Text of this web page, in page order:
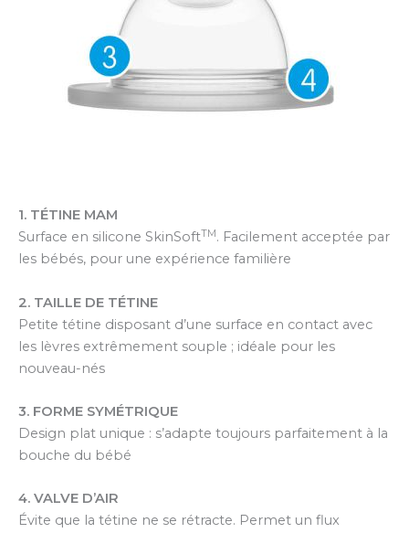
1. TÉTINE MAM
Surface en silicone SkinSoftTM. Facilement acceptée par
les bébés, pour une expérience familière
2. TAILLE DE TÉTINE
Petite tétine disposant d’une surface en contact avec
les lèvres extrêmement souple ; idéale pour les
nouveau-nés
3. FORME SYMÉTRIQUE
Design plat unique : s’adapte toujours parfaitement à la
bouche du bébé
4. VALVE D’AIR
Évite que la tétine ne se rétracte. Permet un flux